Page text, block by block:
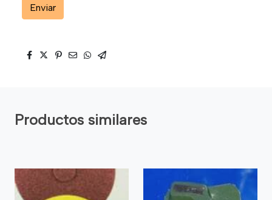
Enviar
Productos similares